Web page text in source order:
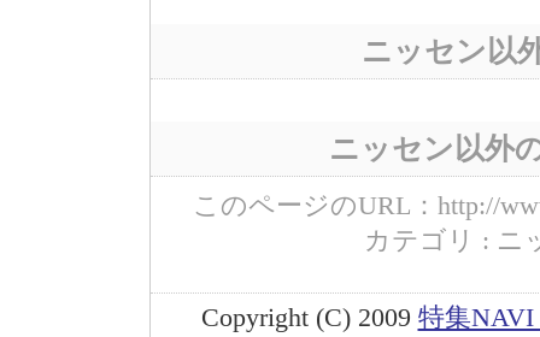
ニッセン以
ニッセン以外
このページのURL：http://
カテゴリ : ニ
Copyright (C) 2009 特集